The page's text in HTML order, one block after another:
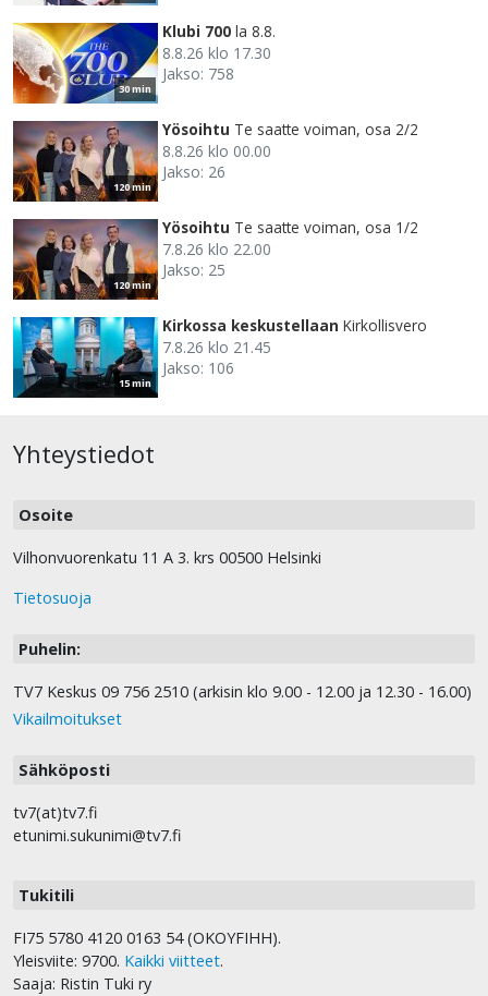
30 min
Klubi 700 la 8.8.
8.8.26 klo 17.30
Jakso: 758
120 min
Yösoihtu Te saatte voiman, osa 2/2
8.8.26 klo 00.00
Jakso: 26
120 min
Yösoihtu Te saatte voiman, osa 1/2
7.8.26 klo 22.00
Jakso: 25
15 min
Kirkossa keskustellaan Kirkollisvero
7.8.26 klo 21.45
Jakso: 106
Yhteystiedot
Osoite
Vilhonvuorenkatu 11 A 3. krs 00500 Helsinki
Tietosuoja
Puhelin:
TV7 Keskus 09 756 2510 (arkisin klo 9.00 - 12.00 ja 12.30 - 16.00)
Vikailmoitukset
Sähköposti
tv7(at)tv7.fi
etunimi.sukunimi@tv7.fi
Tukitili
FI75 5780 4120 0163 54 (OKOYFIHH).
Yleisviite: 9700. Kaikki viitteet.
Saaja: Ristin Tuki ry